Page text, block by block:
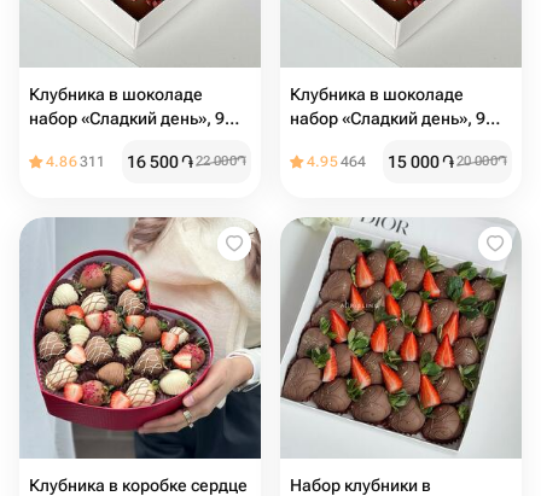
Клубника в шоколаде
набор «Сладкий день», 9
4.86311 16 500֏22 000֏
Клубника в шоколаде
набор «Сладкий день», 9
4.95464 15 000֏20 000֏
Клубника в коробке сердце
Набор клубники в